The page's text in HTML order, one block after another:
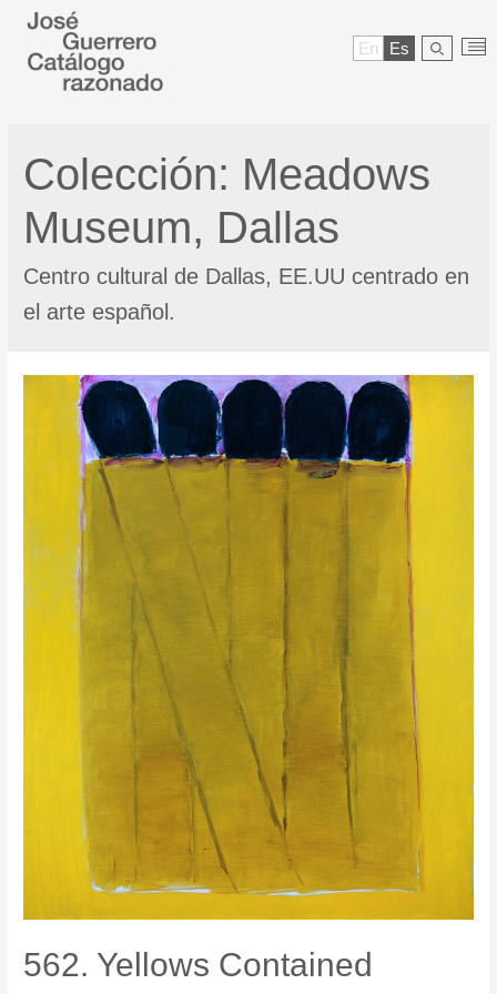
En Es
Colección: Meadows
Museum, Dallas
Centro cultural de Dallas, EE.UU centrado en
el arte español.
562. Yellows Contained